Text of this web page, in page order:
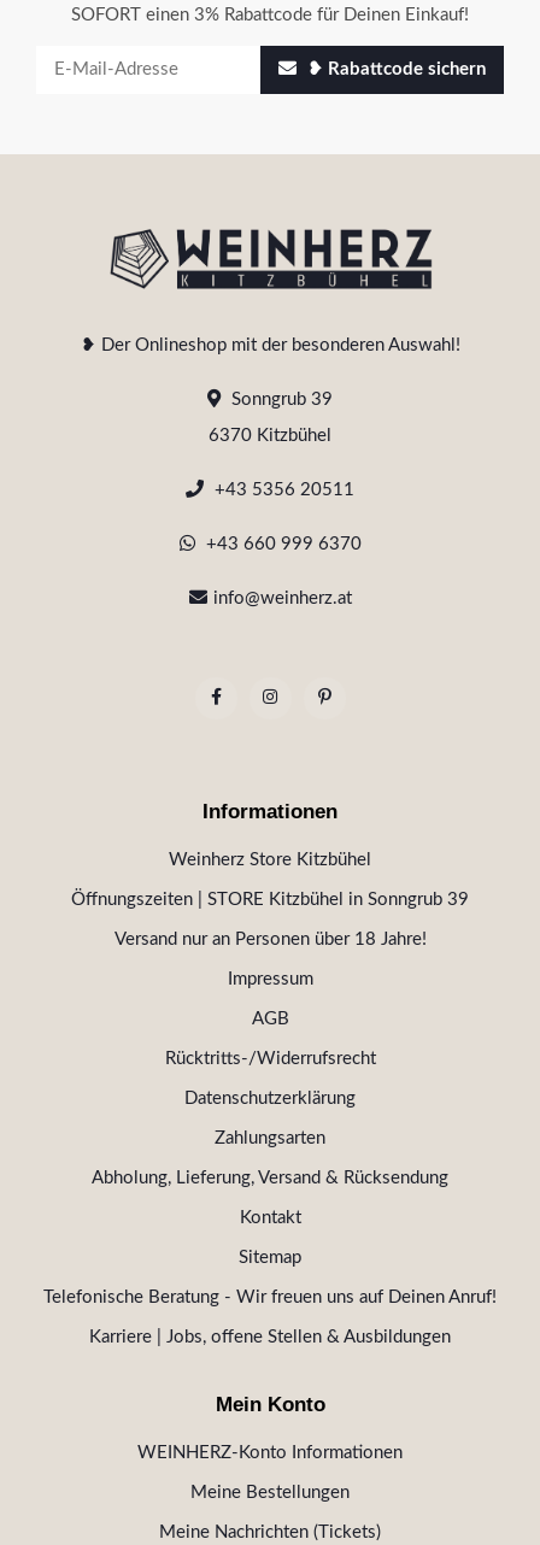
SOFORT einen 3% Rabattcode für Deinen Einkauf!
❥ Rabattcode sichern
❥ Der Onlineshop mit der besonderen Auswahl!
Sonngrub 39
6370 Kitzbühel
+43 5356 20511
+43 660 999 6370
info@weinherz.at
Informationen
Weinherz Store Kitzbühel
Öffnungszeiten | STORE Kitzbühel in Sonngrub 39
Versand nur an Personen über 18 Jahre!
Impressum
AGB
Rücktritts-/Widerrufsrecht
Datenschutzerklärung
Zahlungsarten
Abholung, Lieferung, Versand & Rücksendung
Kontakt
Sitemap
Telefonische Beratung - Wir freuen uns auf Deinen Anruf!
Karriere | Jobs, offene Stellen & Ausbildungen
Mein Konto
WEINHERZ-Konto Informationen
Meine Bestellungen
Meine Nachrichten (Tickets)